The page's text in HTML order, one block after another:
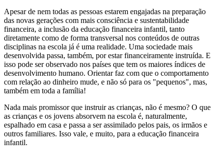
Apesar de nem todas as pessoas estarem engajadas na preparação
das novas gerações com mais consciência e sustentabilidade
financeira, a inclusão da educação financeira infantil, tanto
diretamente como de forma transversal nos conteúdos de outras
disciplinas na escola já é uma realidade. Uma sociedade mais
desenvolvida passa, também, por estar financeiramente instruída. E
isso pode ser observado nos países que tem os maiores índices de
desenvolvimento humano. Orientar faz com que o comportamento
com relação ao dinheiro mude, e não só para os "pequenos", mas,
também em toda a família!
Nada mais promissor que instruir as crianças, não é mesmo? O que
as crianças e os jovens absorvem na escola é, naturalmente,
espalhado em casa e passa a ser assimilado pelos pais, os irmãos e
outros familiares. Isso vale, e muito, para a educação financeira
infantil.